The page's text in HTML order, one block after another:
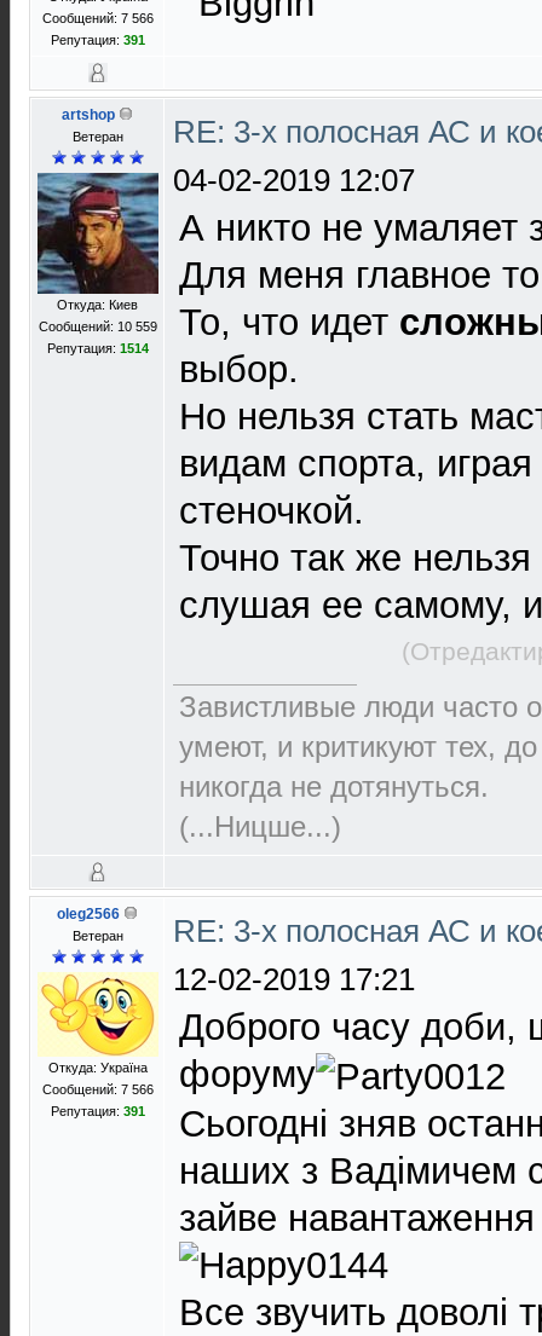
Сообщений: 7 566
Репутация: 391
artshop
Ветеран
Откуда: Киев
Сообщений: 10 559
Репутация: 1514
RE: 3-х полосная АС и
04-02-2019 12:07
А никто не умаляет
Для меня главное
То, что идет
выбор.
Но нельзя стать
видам спорта, играя
стеночкой.
Точно так же
слушая ее самому,
Завистливые люди часто
умеют, и критикуют тех,
никогда не дотянуться.
(...Ницше...)
oleg2566
Ветеран
Откуда: Україна
Сообщений: 7 566
Репутация: 391
RE: 3-х полосная АС и
12-02-2019 17:21
Доброго часу доби,
форуму
Сьогодні зняв
наших з Вадімичем
зайве
Все звучить доволі